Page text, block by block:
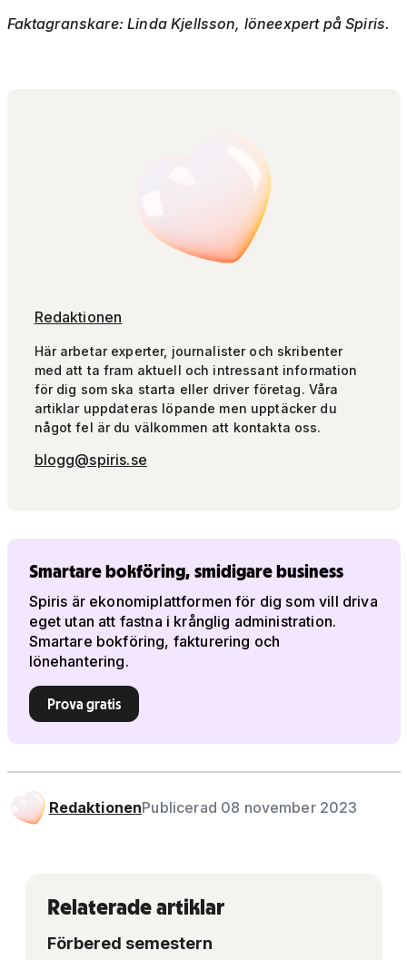
Faktagranskare: Linda Kjellsson, löneexpert på Spiris.
Redaktionen
Här arbetar experter, journalister och skribenter
med att ta fram aktuell och intressant information
för dig som ska starta eller driver företag. Våra
artiklar uppdateras löpande men upptäcker du
något fel är du välkommen att kontakta oss.
blogg@spiris.se
Smartare bokföring, smidigare business
Spiris är ekonomiplattformen för dig som vill driva
eget utan att fastna i krånglig administration.
Smartare bokföring, fakturering och
lönehantering.
Prova gratis
RedaktionenPublicerad 08 november 2023
Relaterade artiklar
Förbered semestern